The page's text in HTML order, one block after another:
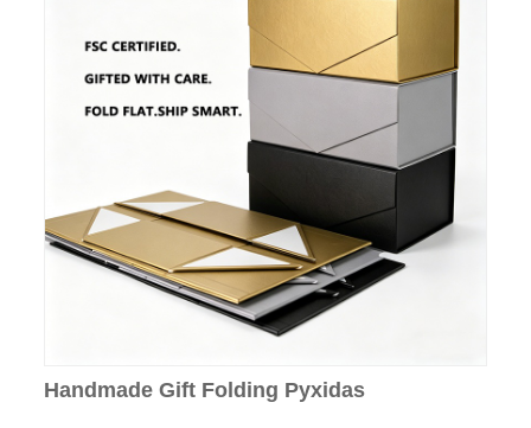
Handmade Gift Folding Pyxidas